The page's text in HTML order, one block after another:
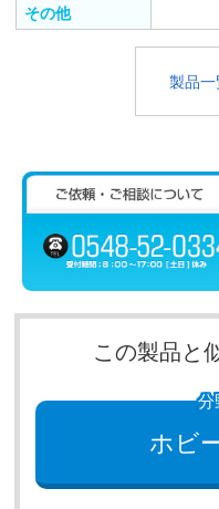
その他
製品
この製品と
分
ホビ